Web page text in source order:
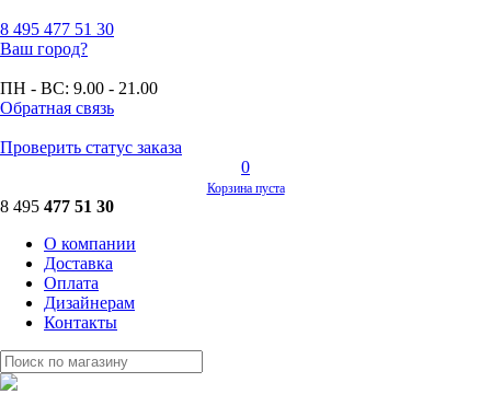
8 495 477 51 30
Ваш город?
ПН - ВС: 9.00 - 21.00
Обратная связь
Проверить статус заказа
0
Корзина пуста
8 495 477 51 30
О компании
Доставка
Оплата
Дизайнерам
Контакты